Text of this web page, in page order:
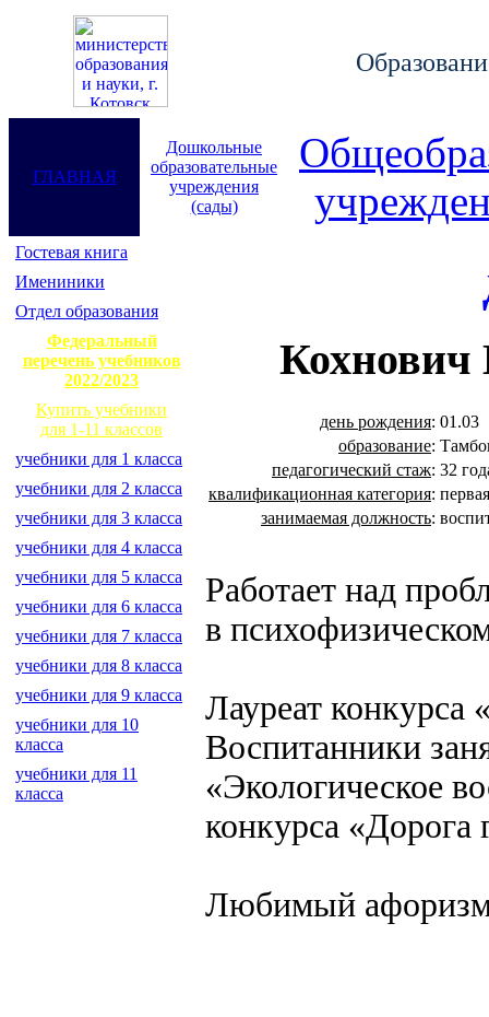
ГЛАВНАЯ
Дошкольные
образовательные
учреждения
(сады)
Гостевая книга
Имениники
Отдел образования
Федеральный
перечень учебников
2022/2023
Купить учебники
для 1-11 классов
учебники для 1 класса
учебники для 2 класса
учебники для 3 класса
учебники для 4 класса
учебники для 5 класса
учебники для 6 класса
учебники для 7 класса
учебники для 8 класса
учебники для 9 класса
учебники для 10
класса
учебники для 11
класса
Кохнович
день рождения: 01.03
образование:
педагогический стаж: 32
квалификационная категория: первая
занимаемая должность:
Работает над
в
Лауреат конкурса
Воспитанники
«Экологическое
конкурса «Дорога
Любимый